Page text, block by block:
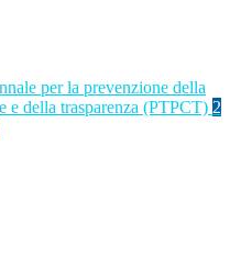
per la prevenzione della
e della trasparenza (PTPCT) 2